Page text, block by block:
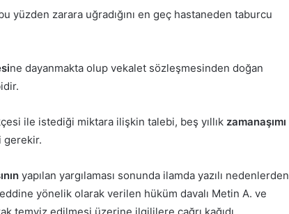
yüzden zarara uğradığını en geç hastaneden taburcu
ne dayanmakta olup vekalet sözleşmesinden doğan
ile istediği miktara ilişkin talebi, beş yıllık zamanaşımı
gerekir.
yapılan yargılaması sonunda ilamda yazılı nedenlerden
yönelik olarak verilen hüküm davalı Metin A. ve